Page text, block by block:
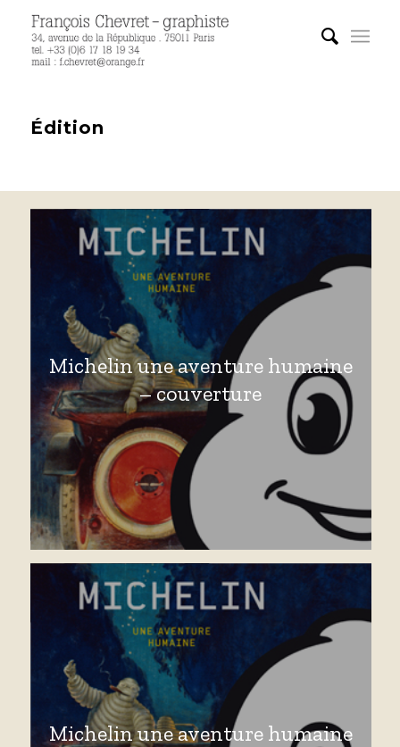
Édition
Michelin une aventure humaine
– couverture
Michelin une aventure humaine